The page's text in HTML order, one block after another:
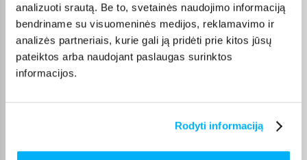
analizuoti srautą. Be to, svetainės naudojimo informaciją
bendriname su visuomeninės medijos, reklamavimo ir
analizės partneriais, kurie gali ją pridėti prie kitos jūsų
pateiktos arba naudojant paslaugas surinktos
informacijos.
Rodyti informaciją
Pirkėjų atsiliepimai apie prekes
Laura J.